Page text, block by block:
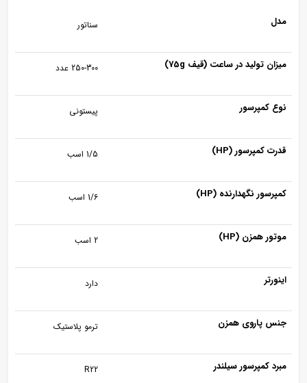
مدل سناتور
میزان تولید در ساعت (قیف 75g) 250-300 عدد
نوع کمپرسور پیستونی
قدرت کمپرسور (HP) 1/5 اسب
کمپرسور نگهدارنده (HP) 1/6 اسب
موتور همزن (HP) 2 اسب
اینورتر دارد
جنس پاروی همزن ترمو پلاستیک
مبرد کمپرسور سیلندر R22